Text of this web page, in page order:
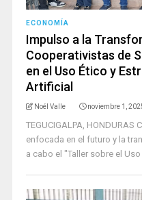
ECONOMÍA
Impulso a la
Cooperativistas de
en el Uso Ético y
Artificial
Noél Valle noviembre 1,
TEGUCIGALPA,
enfocada en el futuro y la
a cabo el "Taller sobre el Uso